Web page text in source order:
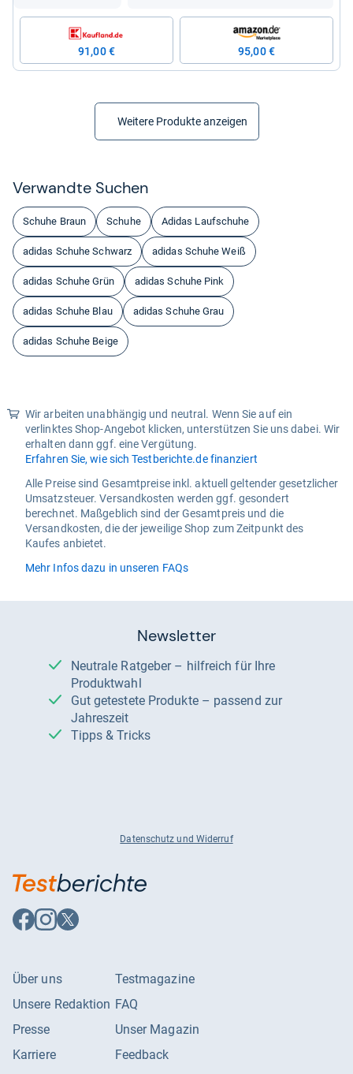
91,00 € 95,00 €
Weitere Produkte anzeigen
Ver­wandte Suchen
Schuhe Braun Schuhe Adidas Laufschuhe
adidas Schuhe Schwarz adidas Schuhe Weiß
adidas Schuhe Grün adidas Schuhe Pink
adidas Schuhe Blau adidas Schuhe Grau
adidas Schuhe Beige
Wir arbeiten unabhängig und neutral. Wenn Sie auf ein
verlinktes Shop-Angebot klicken, unterstützen Sie uns dabei. Wir
erhalten dann ggf. eine Vergütung.
Erfahren Sie, wie sich Testberichte.de finanziert
Alle Preise sind Gesamtpreise inkl. aktuell geltender gesetzlicher
Umsatzsteuer. Versandkosten werden ggf. gesondert
berechnet. Maßgeblich sind der Gesamtpreis und die
Versandkosten, die der jeweilige Shop zum Zeitpunkt des
Kaufes anbietet.
Mehr Infos dazu in unseren FAQs
Newsletter
Neutrale Ratgeber – hilfreich für Ihre
Produktwahl
Gut getestete Produkte – passend zur
Jahreszeit
Tipps & Tricks
Datenschutz und Widerruf
Auf
Facebook
Auf
Instagram
Auf
X
Über uns
Unsere Redaktion
Presse
Karriere
Testmagazine
FAQ
Unser Magazin
Feedback